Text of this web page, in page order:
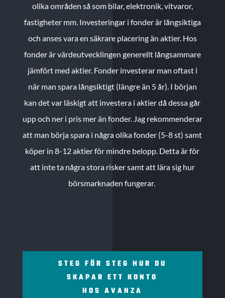
olika områden så som bilar, elektronik, vitvaror,
fastigheter mm. Investeringar i fonder är långsiktiga
och anses vara en säkrare placering än aktier. Hos
fonder är värdeutvecklingen generellt långsammare
jämfört med aktier. Fonder investerar man oftast i
när man spara långsiktigt (längre än 5 år). I början
kan det var läskigt att investera i aktier då dessa går
upp och ner i pris mer än fonder. Jag rekommenderar
att man börja spara i några olika fonder (5-8 st) samt
köper in 8-12 aktier för mindre belopp. Detta är för
att inte ta några stora risker samt att lära sig hur
börsmarknaden fungerar.
STEG FÖR STEG HUR DU
SKAPAR ETT KONTO
HOS AVANZA